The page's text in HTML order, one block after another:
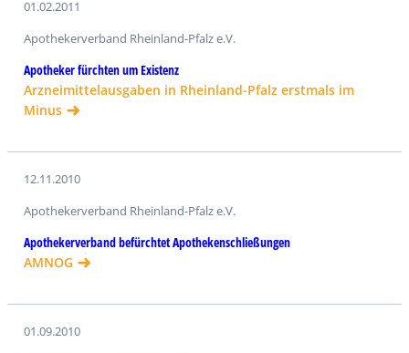
01.02.2011
Apothekerverband Rheinland-Pfalz e.V.
Apotheker fürchten um Existenz
Arzneimittelausgaben in Rheinland-Pfalz erstmals im
Minus
12.11.2010
Apothekerverband Rheinland-Pfalz e.V.
Apothekerverband befürchtet Apothekenschließungen
AMNOG
01.09.2010